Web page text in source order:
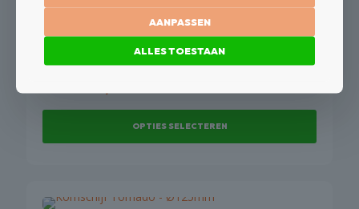
Komschijf enkel segment
OPTIES SELECTEREN
AANPASSEN
ALLES TOESTAAN